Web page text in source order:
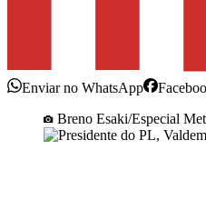
Enviar no WhatsApp
Breno Esaki/Especial